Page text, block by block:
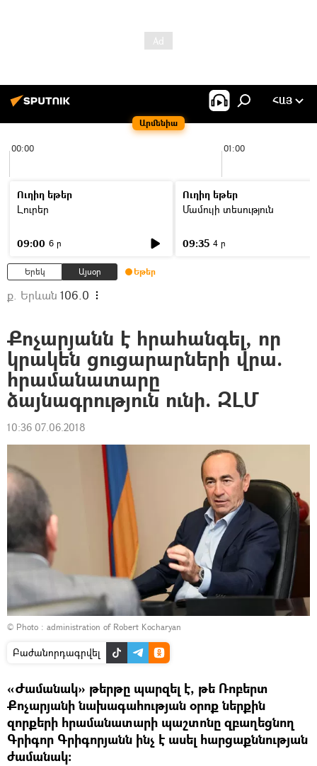
Արմենիա
ՀԱՅ
00:00 01:00
Ուղիղ եթեր
Լուրեր
09:00 6 ր
Ուղիղ եթեր
Մամուլի տեսություն
09:35 4 ր
Երեկ Այսօր Եթեր
ք. Երևան 106.0
Քոչարյանն է հրահանգել, որ
կրակեն ցուցարարների վրա.
հրամանատարը
ձայնագրություն ունի. ԶԼՄ
10:36 07.06.2018
© Photo : administration of Robert Kocharyan
Բաժանորդագրվել
«Ժամանակ» թերթը պարզել է, թե Ռոբերտ
Քոչարյանի նախագահության օրոք ներքին
զորքերի հրամանատարի պաշտոնը զբաղեցնող
Գրիգոր Գրիգորյանն ինչ է ասել հարցաքննության
ժամանակ։